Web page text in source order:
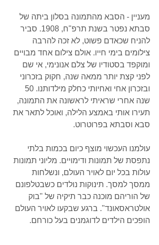
מעניין - הסבא מהתמונה בסלון ביתה של
סבתא נפטר בשנת תרפ"ח, 1908. סביר
להניח שכאדם פשוט, לא זכה להרבה
צילומים בימי חייו. אולם צילום אחד מבויים
ומוקפד בסטודיו של צלם אנונימי, אי שם
לפני קצת יותר ממאה שנה, חקוק בזכרוני
שנה אחרי שראיתי לראשונה את התמונה,
תעירו אותי באמצע הלילה, ואוכל לתאר את
סבא וסבתא בפרוטרוט.
עולמנו העכשוי מוצף כיום בכמות בלתי
נתפסת של תמונות ודימויים. מליוני תמונות
עולות בכל יום לאויר העולם, ונשלחות
ממסך למסך. תינוקות נולדים כשבטלפונם
של הוריהם מוכנה כבר תיקיה של "בוק
אולטראסאונד". ברגע שבקעו לאויר העולם
הופכים הילדים לדוגמנים בעל כורחם.